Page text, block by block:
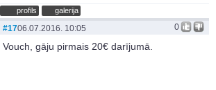
profils galerija
0
#1706.07.2016. 10:05
Vouch, gāju pirmais 20€ darījumā.